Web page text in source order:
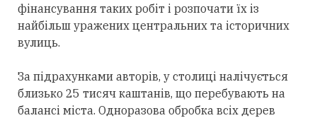
фінансування таких робіт і розпочати їх із
найбільш уражених центральних та історичних
вулиць.
За підрахунками авторів, у столиці налічується
близько 25 тисяч каштанів, що перебувають на
балансі міста. Одноразова обробка всіх дерев